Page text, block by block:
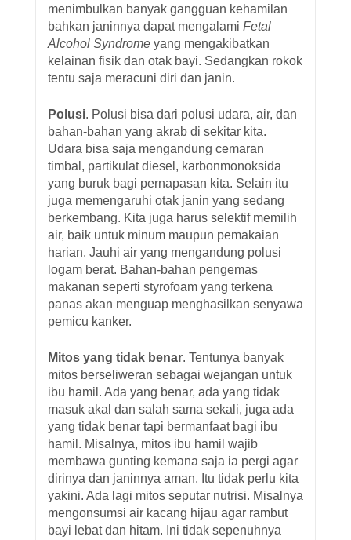
menimbulkan banyak gangguan kehamilan
bahkan janinnya dapat mengalami Fetal
Alcohol Syndrome yang mengakibatkan
kelainan fisik dan otak bayi. Sedangkan rokok
tentu saja meracuni diri dan janin.
Polusi. Polusi bisa dari polusi udara, air, dan
bahan-bahan yang akrab di sekitar kita.
Udara bisa saja mengandung cemaran
timbal, partikulat diesel, karbonmonoksida
yang buruk bagi pernapasan kita. Selain itu
juga memengaruhi otak janin yang sedang
berkembang. Kita juga harus selektif memilih
air, baik untuk minum maupun pemakaian
harian. Jauhi air yang mengandung polusi
logam berat. Bahan-bahan pengemas
makanan seperti styrofoam yang terkena
panas akan menguap menghasilkan senyawa
pemicu kanker.
Mitos yang tidak benar. Tentunya banyak
mitos berseliweran sebagai wejangan untuk
ibu hamil. Ada yang benar, ada yang tidak
masuk akal dan salah sama sekali, juga ada
yang tidak benar tapi bermanfaat bagi ibu
hamil. Misalnya, mitos ibu hamil wajib
membawa gunting kemana saja ia pergi agar
dirinya dan janinnya aman. Itu tidak perlu kita
yakini. Ada lagi mitos seputar nutrisi. Misalnya
mengonsumsi air kacang hijau agar rambut
bayi lebat dan hitam. Ini tidak sepenuhnya